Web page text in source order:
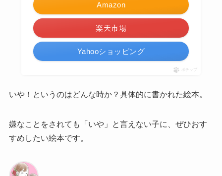
Amazon
楽天市場
Yahooショッピング
ポチップ
いや！というのはどんな時か？具体的に書かれた絵本。
嫌なことをされても「いや」と言えない子に、ぜひおす
すめしたい絵本です。